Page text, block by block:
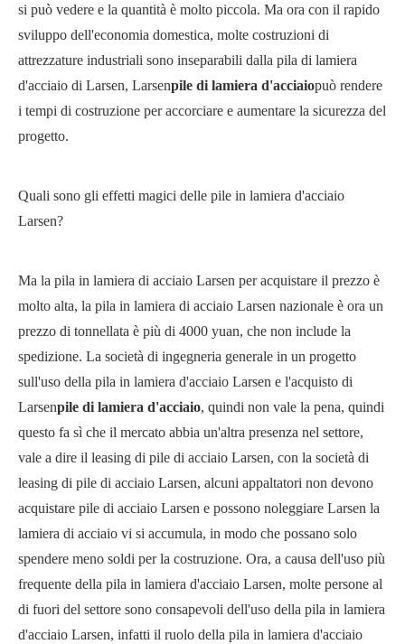
si può vedere e la quantità è molto piccola. Ma ora con il rapido
sviluppo dell'economia domestica, molte costruzioni di
attrezzature industriali sono inseparabili dalla pila di lamiera
d'acciaio di Larsen, Larsenpile di lamiera d'acciaiopuò rendere
i tempi di costruzione per accorciare e aumentare la sicurezza del
progetto.
Quali sono gli effetti magici delle pile in lamiera d'acciaio
Larsen?
Ma la pila in lamiera di acciaio Larsen per acquistare il prezzo è
molto alta, la pila in lamiera di acciaio Larsen nazionale è ora un
prezzo di tonnellata è più di 4000 yuan, che non include la
spedizione. La società di ingegneria generale in un progetto
sull'uso della pila in lamiera d'acciaio Larsen e l'acquisto di
Larsenpile di lamiera d'acciaio, quindi non vale la pena, quindi
questo fa sì che il mercato abbia un'altra presenza nel settore,
vale a dire il leasing di pile di acciaio Larsen, con la società di
leasing di pile di acciaio Larsen, alcuni appaltatori non devono
acquistare pile di acciaio Larsen e possono noleggiare Larsen la
lamiera di acciaio vi si accumula, in modo che possano solo
spendere meno soldi per la costruzione. Ora, a causa dell'uso più
frequente della pila in lamiera d'acciaio Larsen, molte persone al
di fuori del settore sono consapevoli dell'uso della pila in lamiera
d'acciaio Larsen, infatti il ​​ruolo della pila in lamiera d'acciaio